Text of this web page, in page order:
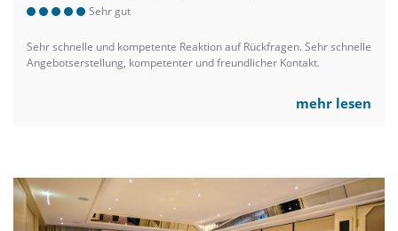
Sehr gut
Sehr schnelle und kompetente Reaktion auf Rückfragen. Sehr schnelle
Angebotserstellung, kompetenter und freundlicher Kontakt.
mehr lesen